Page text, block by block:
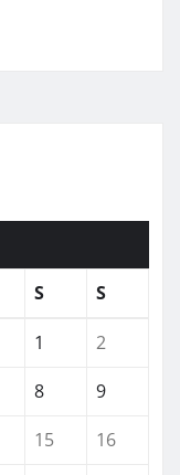
S S
1
2
8
9
15
16